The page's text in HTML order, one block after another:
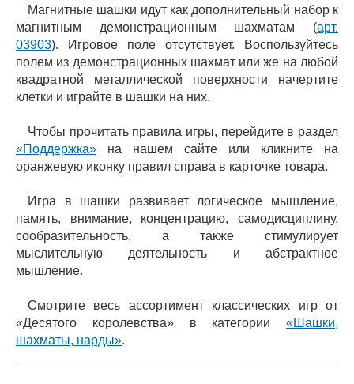
Магнитные шашки идут как дополнительный набор к
магнитным демонстрационным шахматам (арт.
03903). Игровое поле отсутствует. Воспользуйтесь
полем из демонстрационных шахмат или же на любой
квадратной металлической поверхности начертите
клетки и играйте в шашки на них.
Чтобы прочитать правила игры, перейдите в раздел
«Поддержка» на нашем сайте или кликните на
оранжевую иконку правил справа в карточке товара.
Игра в шашки развивает логическое мышление,
память, внимание, концентрацию, самодисциплину,
сообразительность, а также стимулирует
мыслительную деятельность и абстрактное
мышление.
Смотрите весь ассортимент классических игр от
«Десятого королевства» в категории «Шашки,
шахматы, нарды».